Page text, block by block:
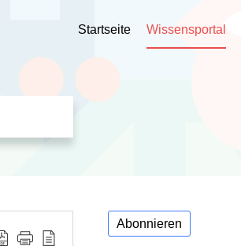
Startseite Wissensportal
Abonnieren